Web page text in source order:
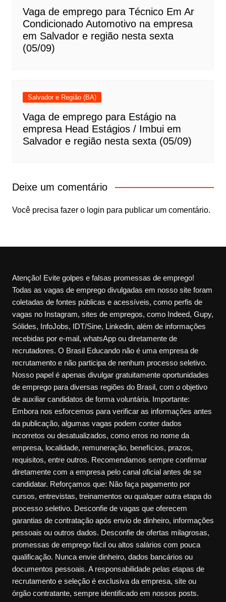
Vaga de emprego para Técnico Em Ar
Condicionado Automotivo na empresa
em Salvador e região nesta sexta
(05/09)
Salvador e Região (BA)
Vaga de emprego para Estágio na
empresa Head Estágios / Imbui em
Salvador e região nesta sexta (05/09)
Deixe um comentário
Você precisa fazer o login para publicar um comentário.
Atenção! Evite golpes e falsas promessas de emprego!
Todas as vagas de emprego divulgadas em nosso site foram
coletadas de fontes públicas e acessíveis, como perfis de
vagas no Instagram, sites de empregos, como Indeed, Gupy,
Sólides, InfoJobs, IDT/Sine, Linkedin, além de informações
recebidas por e-mail, whatsApp ou diretamente de
recrutadores. O Brasil Educando não é uma empresa de
recrutamento e não participa de nenhum processo seletivo.
Nosso papel é apenas divulgar gratuitamente oportunidades
de emprego para diversas regiões do Brasil, com o objetivo
de auxiliar candidatos de forma voluntária. Importante:
Embora nos esforcemos para verificar as informações antes
da publicação, algumas vagas podem conter dados
incorretos ou desatualizados, como erros no nome da
empresa, localidade, remuneração, benefícios, prazos,
requisitos, entre outros. Recomendamos sempre confirmar
diretamente com a empresa pelo canal oficial antes de se
candidatar. Reforçamos que: Não faça pagamento por
cursos, entrevistas, treinamentos ou qualquer outra etapa do
processo seletivo. Desconfie de vagas que oferecem
garantias de contratação após envio de dinheiro, informações
pessoais ou outros dados. Desconfie de ofertas milagrosas,
promessas de emprego fácil ou altos salários com pouca
qualificação. Nunca envie dinheiro, dados bancários ou
documentos pessoais. A responsabilidade pelas etapas de
recrutamento e seleção é exclusiva da empresa, site ou
órgão contratante, sempre identificado em nossos posts.